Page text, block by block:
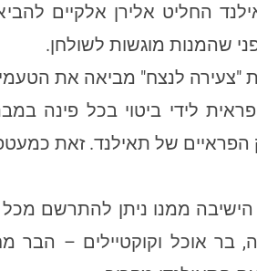
החליט אלירן אלקיים
שהמנות מוגשות לשולחן.
לידי ביטוי בכל פינה
של תאילנד. זאת
שונים. אזור הישיבה ממנו ניתן להתרשם
אוכל וקוקטיילים – הבר